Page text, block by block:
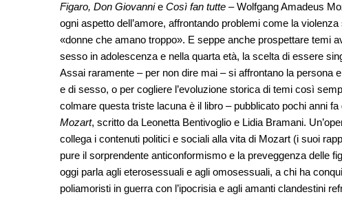
Figaro, Don Giovannie Così fan tutte – Wolfgang Amadeus
ogni aspetto dell’amore, affrontando problemi come la
«donne che amano troppo». E seppe anche prospettare temi
sesso in adolescenza e nella quarta età, la scelta di essere
Assai raramente – per non dire mai – si affrontano la persona
e di sesso, o per cogliere l’evoluzione storica di temi così
colmare questa triste lacuna è il libro – pubblicato pochi anni fa
Mozart, scritto da Leonetta Bentivoglio e Lidia Bramani.
collega i contenuti politici e sociali alla vita di Mozart (i suoi
pure il sorprendente anticonformismo e la preveggenza delle
oggi parla agli eterosessuali e agli omosessuali, a chi ha
poliamoristi in guerra con l’ipocrisia e agli amanti clandestini